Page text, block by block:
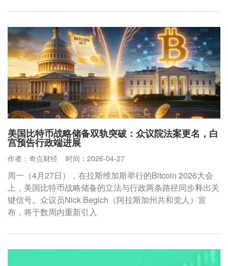
美国比特币战略储备双轨突破：众议院法案更名，白
宫预告行政端进展
作者：奇点财经 时间：2026-04-27
周一（4月27日），在拉斯维加斯举行的Bitcoin 2026大会
上，美国比特币战略储备的立法与行政两条路径同步释出关
键信号。众议员Nick Begich（阿拉斯加州共和党人）宣
布，将于数周内重新引入